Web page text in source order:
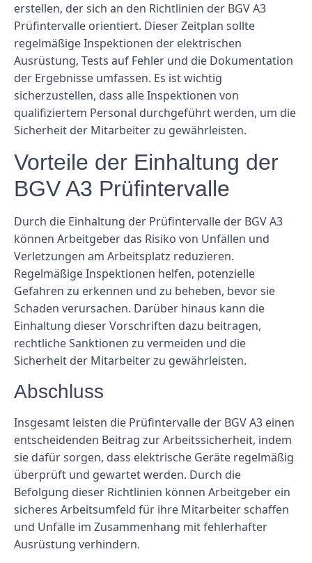
erstellen, der sich an den Richtlinien der BGV A3
Prüfintervalle orientiert. Dieser Zeitplan sollte
regelmäßige Inspektionen der elektrischen
Ausrüstung, Tests auf Fehler und die Dokumentation
der Ergebnisse umfassen. Es ist wichtig
sicherzustellen, dass alle Inspektionen von
qualifiziertem Personal durchgeführt werden, um die
Sicherheit der Mitarbeiter zu gewährleisten.
Vorteile der Einhaltung der
BGV A3 Prüfintervalle
Durch die Einhaltung der Prüfintervalle der BGV A3
können Arbeitgeber das Risiko von Unfällen und
Verletzungen am Arbeitsplatz reduzieren.
Regelmäßige Inspektionen helfen, potenzielle
Gefahren zu erkennen und zu beheben, bevor sie
Schaden verursachen. Darüber hinaus kann die
Einhaltung dieser Vorschriften dazu beitragen,
rechtliche Sanktionen zu vermeiden und die
Sicherheit der Mitarbeiter zu gewährleisten.
Abschluss
Insgesamt leisten die Prüfintervalle der BGV A3 einen
entscheidenden Beitrag zur Arbeitssicherheit, indem
sie dafür sorgen, dass elektrische Geräte regelmäßig
überprüft und gewartet werden. Durch die
Befolgung dieser Richtlinien können Arbeitgeber ein
sicheres Arbeitsumfeld für ihre Mitarbeiter schaffen
und Unfälle im Zusammenhang mit fehlerhafter
Ausrüstung verhindern.